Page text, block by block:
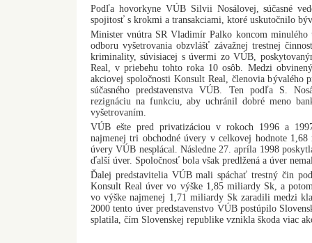
Podľa hovorkyne VÚB Silvii Nosálovej, súčasné
spojitosť s krokmi a transakciami, ktoré uskutočnilo
Minister vnútra SR Vladimír Palko koncom minulého
odboru vyšetrovania obzvlášť závažnej trestnej
kriminality, súvisiacej s úvermi zo VÚB,
Real, v priebehu tohto roka 10 osôb. Medzi
akciovej spoločnosti Konsult Real, členovia bývalého
súčasného predstavenstva VÚB. Ten podľa S.
rezignáciu na funkciu, aby uchránil dobré meno
vyšetrovaním.
VÚB ešte pred privatizáciou v rokoch 1996 a
najmenej tri obchodné úvery v celkovej hodnote
úvery VÚB nesplácal. Následne 27. apríla 1998
ďalší úver. Spoločnosť bola však predlžená a úver
Ďalej predstavitelia VÚB mali spáchať trestný čin
Konsult Real úver vo výške 1,85 miliardy Sk, a
vo výške najmenej 1,71 miliardy Sk zaradili medzi
2000 tento úver predstavenstvo VÚB postúpilo
splatila, čím Slovenskej republike vznikla škoda viac